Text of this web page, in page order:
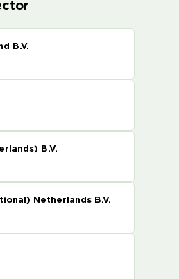
B.V.
B.V.
Netherlands B.V.